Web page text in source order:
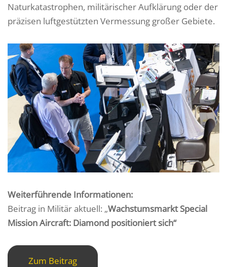
Naturkatastrophen, militärischer Aufklärung oder der
präzisen luftgestützten Vermessung großer Gebiete.
Weiterführende Informationen:
Beitrag in Militär aktuell: „Wachstumsmarkt Special
Mission Aircraft: Diamond positioniert sich“
Zum Beitrag